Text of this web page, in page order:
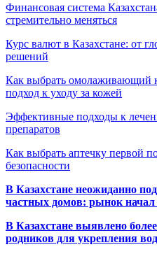
Финансовая система
стремительно меняться
Курс валют в Казахстане: от
решений
Как выбрать омолаживающий
подход к уходу за кожей
Эффективные подходы к
препаратов
Как выбрать аптечку первой
безопасности
В Казахстане неожиданно
частных домов: рынок начал
В Казахстане выявлено
родников для укрепления